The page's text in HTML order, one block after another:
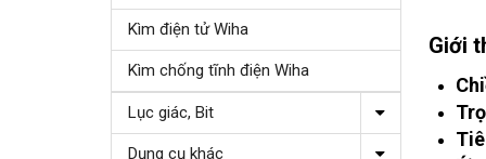
Kìm điện tử Wiha
Kìm chống tĩnh điện Wiha
Lục giác, Bit
Dụng cụ khác
Giới